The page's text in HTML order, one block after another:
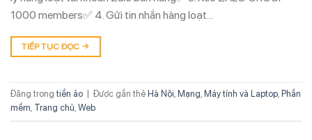
1000 members✅ 4. Gửi tin nhắn hàng loạt…
TIẾP TỤC ĐỌC →
Đăng trong tiền ảo Được gắn thẻ Hà Nội Mạng Máy tính và Laptop Phần
mềm Trang chủ Web